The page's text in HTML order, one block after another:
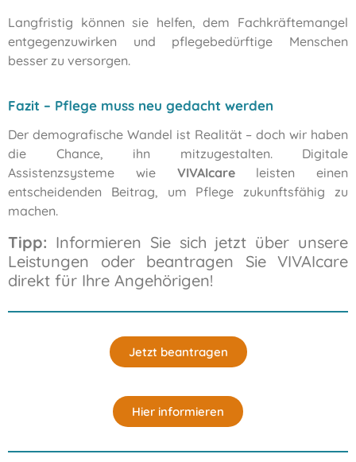
Langfristig können sie helfen, dem Fachkräftemangel
entgegenzuwirken und pflegebedürftige Menschen
besser zu versorgen.
Fazit – Pflege muss neu gedacht werden
Der demografische Wandel ist Realität – doch wir haben
die Chance, ihn mitzugestalten. Digitale
Assistenzsysteme wie VIVAIcareleisten einen
entscheidenden Beitrag, um Pflege zukunftsfähig zu
machen.
Tipp: Informieren Sie sich jetzt über unsere
Leistungen oder beantragen Sie VIVAIcare
direkt für Ihre Angehörigen!
Jetzt beantragen
Hier informieren